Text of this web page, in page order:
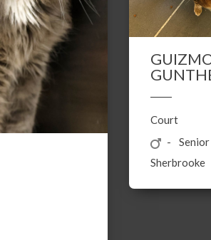
Court
Senior
Sherbrooke